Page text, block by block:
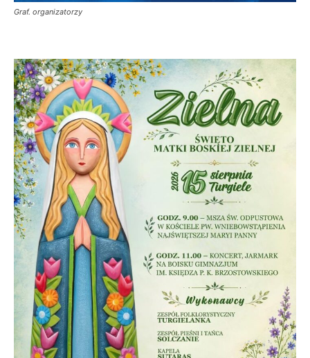
Graf. organizatorzy